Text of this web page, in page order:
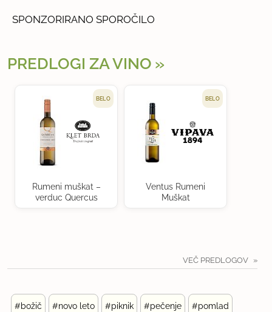
SPONZORIRANO SPOROČILO
PREDLOGI ZA VINO
BELO
Rumeni muškat –
verduc Quercus
BELO
Ventus Rumeni
Muškat
VEČ PREDLOGOV
#božič #novo leto #piknik #pečenje #pomlad